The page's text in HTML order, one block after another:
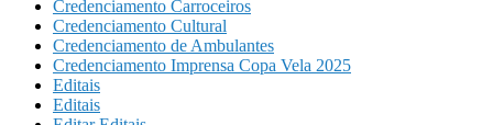
Credenciamento Carroceiros
Credenciamento Cultural
Credenciamento de Ambulantes
Credenciamento Imprensa Copa Vela 2025
Editais
Editais